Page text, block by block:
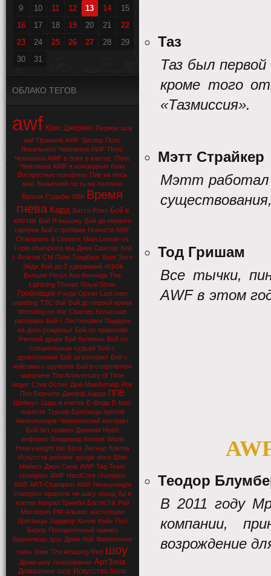
9
10 11 12 13 14
15
16
17 18 19 20 21
22
23
24 25 26 27 28
29
30
31
ОБЛАКО ТЕГОВ
awf Крис Джерико Первое шоу
awf Правила AWF Зиглер Пояс
Локального Чемпиона AWF Пояс
Чемпиона AWF в боях в клетке.
Пояс
Чемпиона AWF в командных боях
Воскресные похороны Пир на весь
мир Кельтский гость на Хеллуин
Бросок Судьбы ХБК Время
гнева Кард Баттл-Роял Бой в
клетке Бой Я выхожу Бой до первого
гарпуна Бой с гробами Новости AWF
Champions & Loosers Main Looser vs
Triple champions tea Джек Сваггер Бой
с Флагом СМ Панк Голдберг Курт Энгл
Эйдж Бой до 3 удержаний игрок
Вильям Регал Кен Кеннеди The
Lightning Thread Royal Show
Гробовщик Рэнди Ортон Last men
standing ТЛС бой Бой до первой крови
Wrestling on-line Сваггер Кельтская
расправа Бой с Лестницами Подарок
на день рожденья Бой по правилам
Уличной драки Бой болевых Бой со
специальным судьей Бой с
дровосеками Бой за контракт Бой с
кейсами с оружием Бой в спортивном
магазине The Anniversary of Time
anger Стив Остин Дрю МакИнтайр Рок
Пол Берчилл Джефф Харди ППВ
Шеймус Царь в клетке Е-феда E-feds
новости Турнир Британцы против
Американцев Чемпионский контракт
Бой без правил Джимми Нобл
инферно Владимир Козлов World
Heavyweight title Брок Леснар Клетка
Искусств рейтинг google docs Шон
Майклз Джон Сина AWF Tag Team
champion AWF HardCore champion
AWF ART-Champion AWF Heavyweight
champion правила ни шагу назад Ад в
клетке Капрал Тримбл Батиста Рей
Мистерио РМ-Альянс настоящие
британцы Хардкор Холли Кейн Пол
Бирер Похороненный заживо
Хранилище душ Дрим-бой Фирменные
типы боев The Amazing Red шоу
Дрим-шоу голосование АртЗона
Домашнее шоу Искусство боли
Таз
Таз был
кроме того
«Тазмиссия».
Мэтт Страйкер
Мэтт работал
Тод Гришам
Все тычки,
AWFв этом
Теодор
В 2011 году
компании,
возрождение